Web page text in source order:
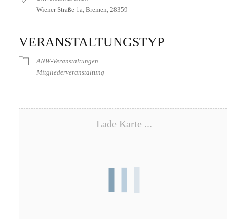
Wiener Straße 1a, Bremen, 28359
VERANSTALTUNGSTYP
ANW-Veranstaltungen
Mitgliederveranstaltung
Lade Karte ...